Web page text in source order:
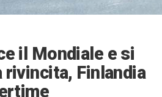
il Mondiale e si
rivincita, Finlandia